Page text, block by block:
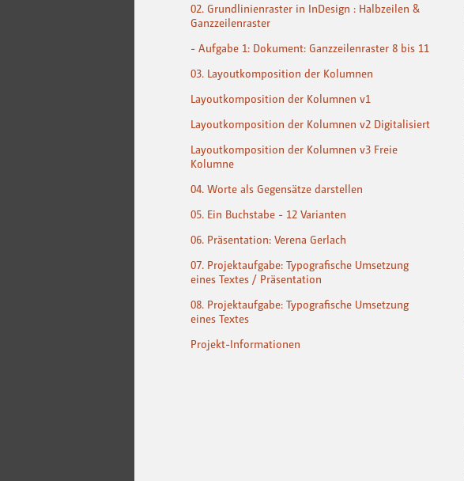
02. Grundlinienraster in InDesign : Halbzeilen &
Ganzzeilenraster
- Aufgabe 1: Dokument: Ganzzeilenraster 8 bis 11
03. Layoutkomposition der Kolumnen
Layoutkomposition der Kolumnen v1
Layoutkomposition der Kolumnen v2 Digitalisiert
Layoutkomposition der Kolumnen v3 Freie
Kolumne
04. Worte als Gegensätze darstellen
05. Ein Buchstabe - 12 Varianten
06. Präsentation: Verena Gerlach
07. Projektaufgabe: Typografische Umsetzung
eines Textes / Präsentation
08. Projektaufgabe: Typografische Umsetzung
eines Textes
Projekt-Informationen